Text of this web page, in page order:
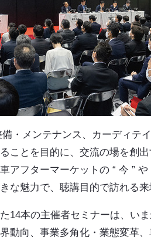
備・メンテナンス、カーディテ
ことを目的に、交流の場を創
アフターマーケットの “ 今 ”
な魅力で、聴講目的で訪れる来
14本の主催者セミナーは、い
動向、事業多角化・業態変革